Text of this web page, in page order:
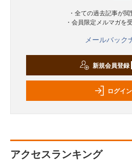
・全ての過去記事が
・会員限定メルマガを
メールバック
新規会員登録
ログイン
アクセスランキング